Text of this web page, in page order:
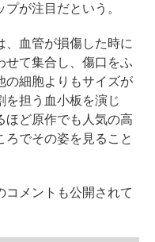
が注目だという。
、血管が損傷した時に
せて集合し、傷口をふ
の細胞よりもサイズが
を担う血小板を演じ
ほど原作でも人気の高
ろでその姿を見ること
コメントも公開されて